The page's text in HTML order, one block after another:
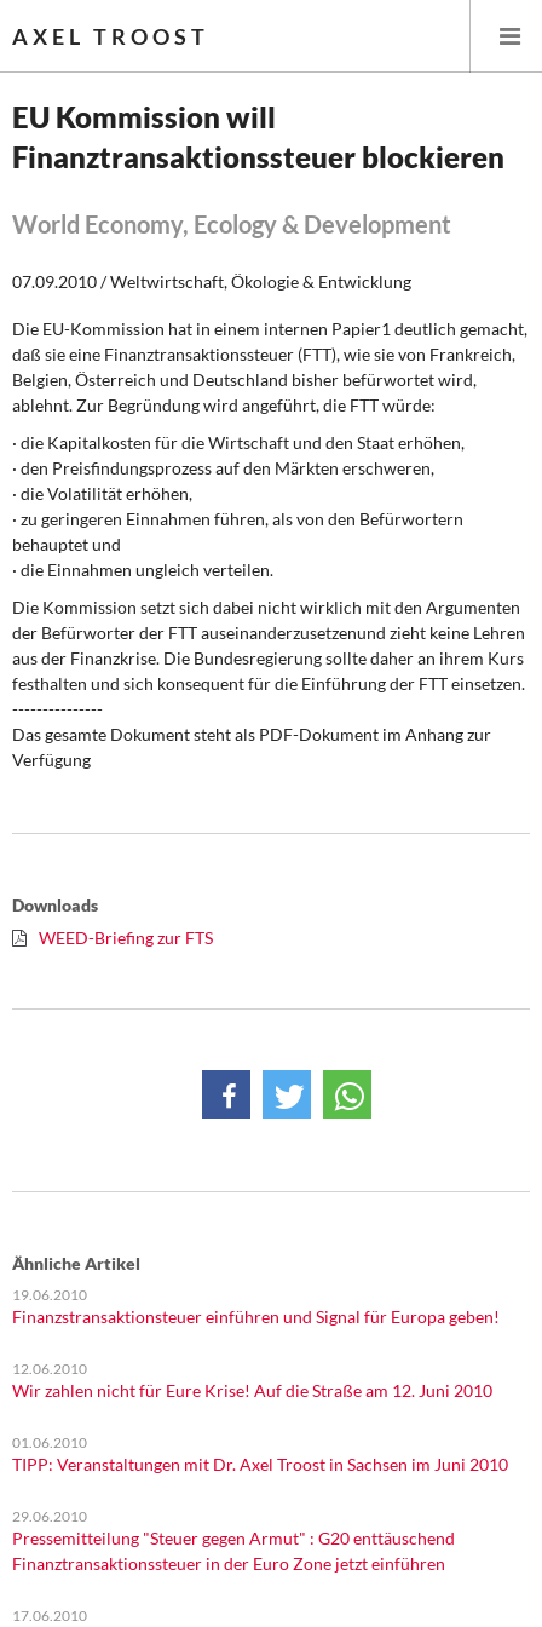
AXEL TROOST
Startseite
Themen
Leitlinien linker Wirtschafts- und Finanzpolitik
Wirtschaftspolitik
Steuer- und Finanzpolitik
Öffentliche Infrastruktur und Daseinsvorsorge
Eurokrise und Griechenland
DIE LINKE
Weitere Themen
Memo-Gruppe
Institut Solidarische Moderne
Kontakt
EU Kommission will
Finanztransaktionssteuer blockieren
World Economy, Ecology & Development
07.09.2010 / Weltwirtschaft, Ökologie & Entwicklung
Die EU-Kommission hat in einem internen Papier1 deutlich gemacht,
daß sie eine Finanztransaktionssteuer (FTT), wie sie von Frankreich,
Belgien, Österreich und Deutschland bisher befürwortet wird,
ablehnt. Zur Begründung wird angeführt, die FTT würde:
· die Kapitalkosten für die Wirtschaft und den Staat erhöhen,
· den Preisfindungsprozess auf den Märkten erschweren,
· die Volatilität erhöhen,
· zu geringeren Einnahmen führen, als von den Befürwortern
behauptet und
· die Einnahmen ungleich verteilen.
Die Kommission setzt sich dabei nicht wirklich mit den Argumenten
der Befürworter der FTT auseinanderzusetzenund zieht keine Lehren
aus der Finanzkrise. Die Bundesregierung sollte daher an ihrem Kurs
festhalten und sich konsequent für die Einführung der FTT einsetzen.
---------------
Das gesamte Dokument steht als PDF-Dokument im Anhang zur
Verfügung
Downloads
WEED-Briefing zur FTS
Ähnliche Artikel
19.06.2010
Finanzstransaktionsteuer einführen und Signal für Europa geben!
12.06.2010
Wir zahlen nicht für Eure Krise! Auf die Straße am 12. Juni 2010
01.06.2010
TIPP: Veranstaltungen mit Dr. Axel Troost in Sachsen im Juni 2010
29.06.2010
Pressemitteilung "Steuer gegen Armut" : G20 enttäuschend
Finanztransaktionssteuer in der Euro Zone jetzt einführen
17.06.2010